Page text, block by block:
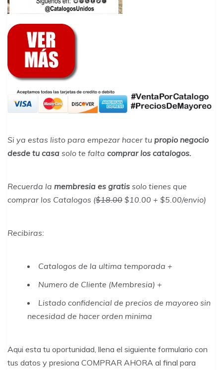
Si ya estas listo para empezar hacer tu propio negocio
desde tu casa solo te falta comprar los catalogos.
Recuerda la membresia es gratis solo tienes que
comprar los Catalogos ($18.00 $10.00 + $5.00/envio)
Recibiras:
Catalogos de la ultima temporada +
Numero de Cliente (Membresia) +
Listado confidencial de precios de mayoreo sin
necesidad de hacer orden minima
Aqui esta tu oportunidad, llena el siguiente formulario con
tus datos y presiona COMPRAR AHORA al final para